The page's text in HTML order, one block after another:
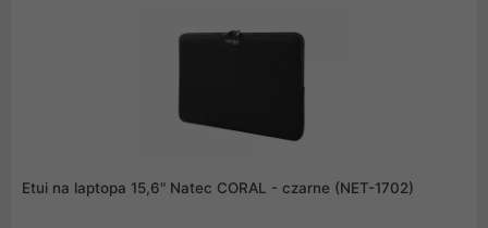
Etui na laptopa 15,6" Natec CORAL - czarne (NET-1702)